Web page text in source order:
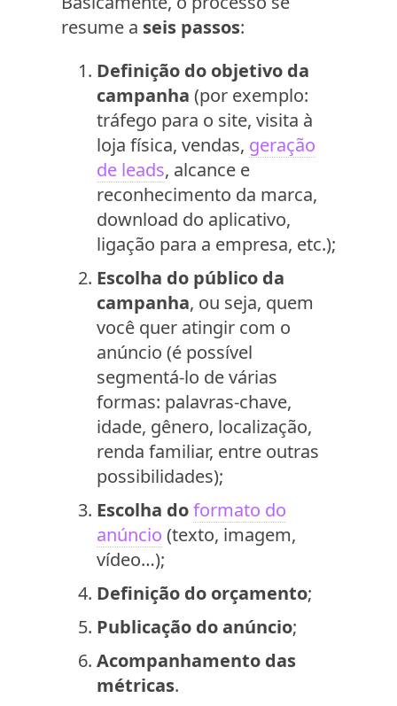
resume a seis passos:
Definição do objetivo da
campanha (por exemplo:
tráfego para o site, visita à
loja física, vendas, geração
de leads, alcance e
reconhecimento da marca,
download do aplicativo,
ligação para a empresa, etc.);
Escolha do público da
campanha, ou seja, quem
você quer atingir com o
anúncio (é possível
segmentá-lo de várias
formas: palavras-chave,
idade, gênero, localização,
renda familiar, entre outras
possibilidades);
Escolha doformato do
anúncio (texto, imagem,
vídeo…);
Definição do orçamento;
Publicação do anúncio;
Acompanhamento das
métricas.